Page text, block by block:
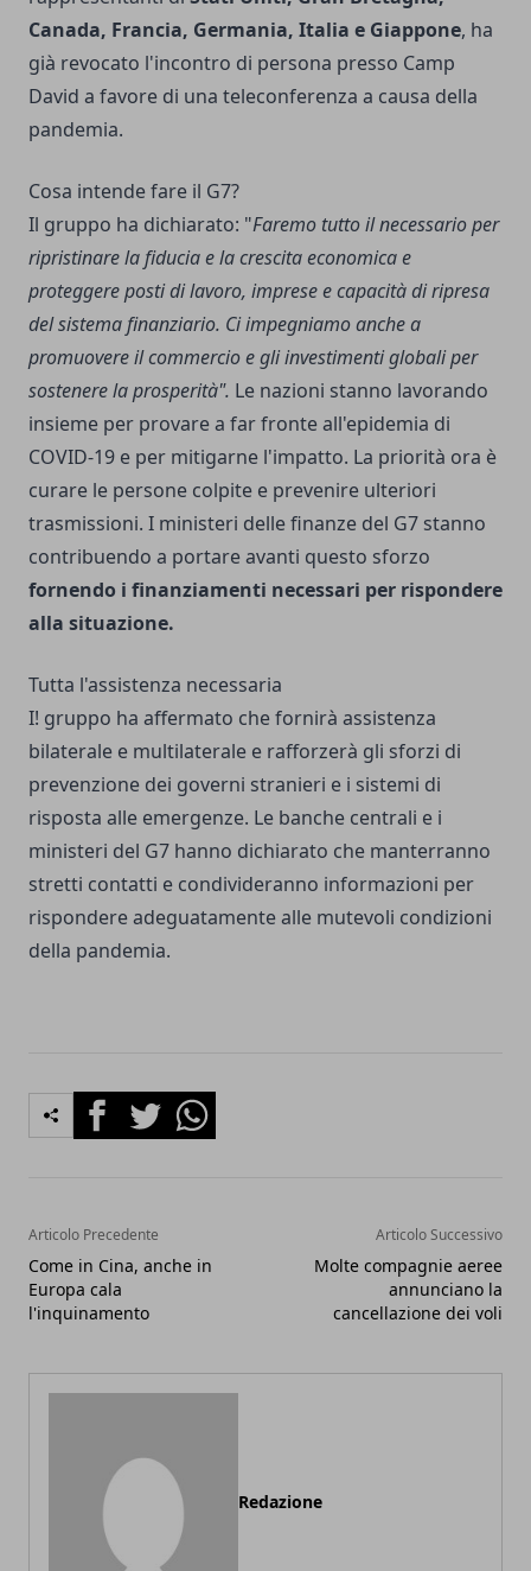
Canada, Francia, Germania, Italia e Giappone, ha
già revocato l'incontro di persona presso Camp
David a favore di una teleconferenza a causa della
pandemia.
Cosa intende fare il G7?
Il gruppo ha dichiarato: "Faremo tutto il necessario per
ripristinare la fiducia e la crescita economica e
proteggere posti di lavoro, imprese e capacità di ripresa
del sistema finanziario. Ci impegniamo anche a
promuovere il commercio e gli investimenti globali per
sostenere la prosperità". Le nazioni stanno lavorando
insieme per provare a far fronte all'epidemia di
COVID-19 e per mitigarne l'impatto. La priorità ora è
curare le persone colpite e prevenire ulteriori
trasmissioni. I ministeri delle finanze del G7 stanno
contribuendo a portare avanti questo sforzo
fornendo i finanziamenti necessari per rispondere
alla situazione.
Tutta l'assistenza necessaria
I! gruppo ha affermato che fornirà assistenza
bilaterale e multilaterale e rafforzerà gli sforzi di
prevenzione dei governi stranieri e i sistemi di
risposta alle emergenze. Le banche centrali e i
ministeri del G7 hanno dichiarato che manterranno
stretti contatti e condivideranno informazioni per
rispondere adeguatamente alle mutevoli condizioni
della pandemia.
FacebookTwitterWhatsapp
Articolo Precedente
Come in Cina, anche in
Europa cala
l'inquinamento
Articolo Successivo
Molte compagnie aeree
annunciano la
cancellazione dei voli
Redazione